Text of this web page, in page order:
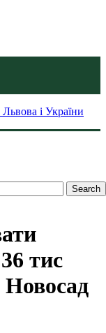
і України
тис
Новосад